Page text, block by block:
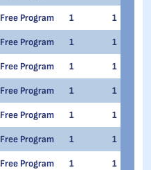
Free Program 1 1
Free Program 1 1
Free Program 1 1
Free Program 1 1
Free Program 1 1
Free Program 1 1
Free Program 1 1